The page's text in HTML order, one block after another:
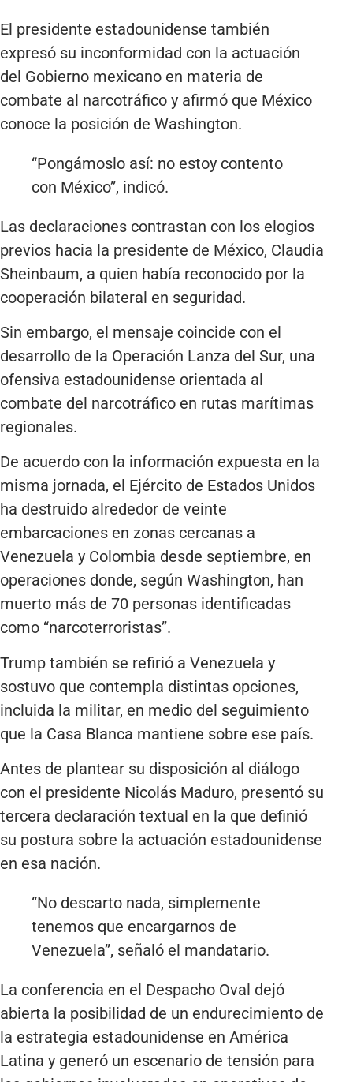
El presidente estadounidense también
expresó su inconformidad con la actuación
del Gobierno mexicano en materia de
combate al narcotráfico y afirmó que México
conoce la posición de Washington.
“Pongámoslo así: no estoy contento
con México”, indicó.
Las declaraciones contrastan con los elogios
previos hacia la presidente de México, Claudia
Sheinbaum, a quien había reconocido por la
cooperación bilateral en seguridad.
Sin embargo, el mensaje coincide con el
desarrollo de la Operación Lanza del Sur, una
ofensiva estadounidense orientada al
combate del narcotráfico en rutas marítimas
regionales.
De acuerdo con la información expuesta en la
misma jornada, el Ejército de Estados Unidos
ha destruido alrededor de veinte
embarcaciones en zonas cercanas a
Venezuela y Colombia desde septiembre, en
operaciones donde, según Washington, han
muerto más de 70 personas identificadas
como “narcoterroristas”.
Trump también se refirió a Venezuela y
sostuvo que contempla distintas opciones,
incluida la militar, en medio del seguimiento
que la Casa Blanca mantiene sobre ese país.
Antes de plantear su disposición al diálogo
con el presidente Nicolás Maduro, presentó su
tercera declaración textual en la que definió
su postura sobre la actuación estadounidense
en esa nación.
“No descarto nada, simplemente
tenemos que encargarnos de
Venezuela”, señaló el mandatario.
La conferencia en el Despacho Oval dejó
abierta la posibilidad de un endurecimiento de
la estrategia estadounidense en América
Latina y generó un escenario de tensión para